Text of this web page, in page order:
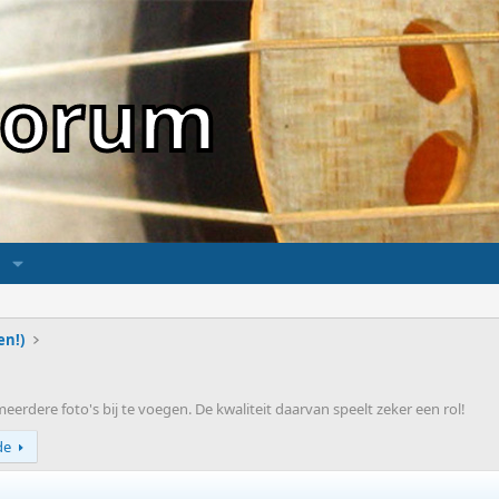
foto's bij te voegen. De kwaliteit daarvan speelt zeker een rol!